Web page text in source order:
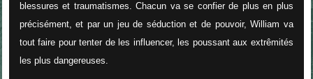
blessures et traumatismes. Chacun va se confier de plus en plus
précisément, et par un jeu de séduction et de pouvoir, William va
tout faire pour tenter de les influencer, les poussant aux extrêmités
les plus dangereuses.